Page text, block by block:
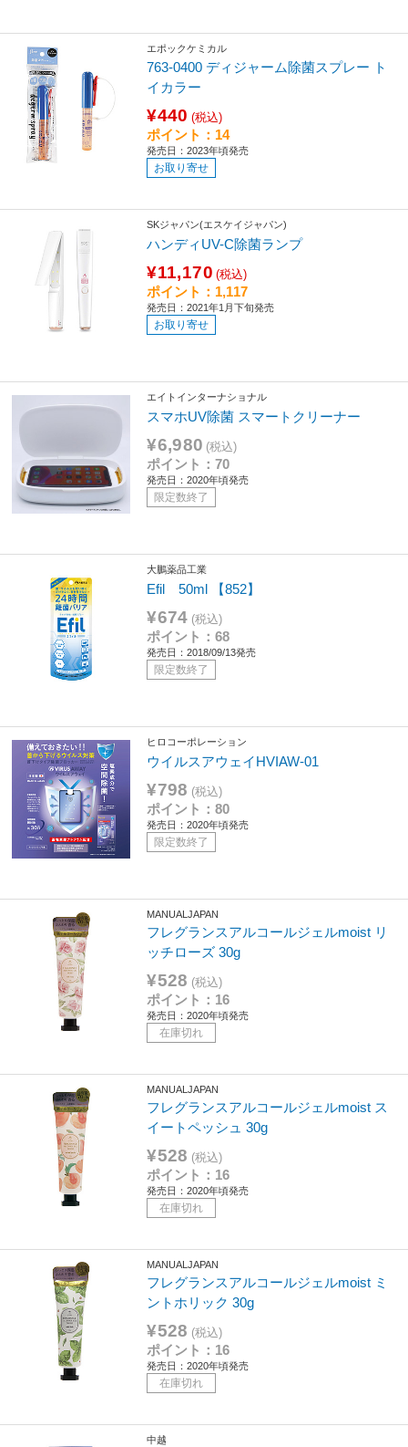
エポックケミカル
763-0400 ディジャーム除菌スプレー ト
イカラー
¥440 (税込)
ポイント：14
発売日：2023年頃発売
お取り寄せ
SKジャパン(エスケイジャパン)
ハンディUV-C除菌ランプ
¥11,170 (税込)
ポイント：1,117
発売日：2021年1月下旬発売
お取り寄せ
エイトインターナショナル
スマホUV除菌 スマートクリーナー
¥6,980 (税込)
ポイント：70
発売日：2020年頃発売
限定数終了
大鵬薬品工業
Efil 50ml 【852】
¥674 (税込)
ポイント：68
発売日：2018/09/13発売
限定数終了
ヒロコーポレーション
ウイルスアウェイHVIAW-01
¥798 (税込)
ポイント：80
発売日：2020年頃発売
限定数終了
MANUALJAPAN
フレグランスアルコールジェルmoist リ
ッチローズ 30g
¥528 (税込)
ポイント：16
発売日：2020年頃発売
在庫切れ
MANUALJAPAN
フレグランスアルコールジェルmoist ス
イートペッシュ 30g
¥528 (税込)
ポイント：16
発売日：2020年頃発売
在庫切れ
MANUALJAPAN
フレグランスアルコールジェルmoist ミ
ントホリック 30g
¥528 (税込)
ポイント：16
発売日：2020年頃発売
在庫切れ
中越